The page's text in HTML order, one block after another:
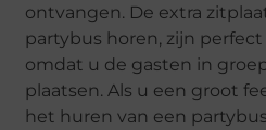
ontvangen. De extra
partybus horen, zijn
omdat u de gasten in
plaatsen. Als u een groot
het huren van een